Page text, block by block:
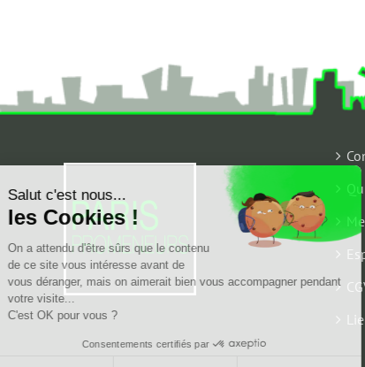
Salut c'est nous...
les Cookies !
On a attendu d'être sûrs que le contenu
de ce site vous intéresse avant de
vous déranger, mais on aimerait bien vous accompagner pendant
votre visite...
C'est OK pour vous ?
Consentements certifiés par